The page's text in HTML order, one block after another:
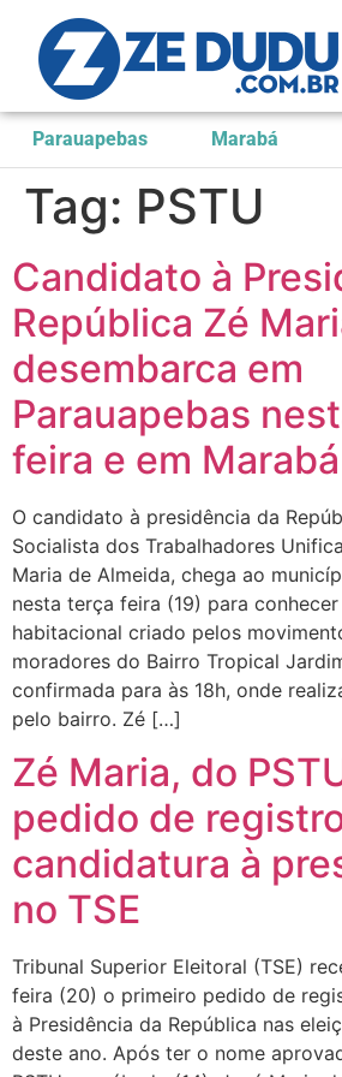
Parauapebas Marabá
Tag: PSTU
Candidato à
República Zé
desembarca em
Parauapebas
feira e em
O candidato à presidência da
Socialista dos Trabalhadores
Maria de Almeida, chega ao
nesta terça feira (19) para
habitacional criado pelos
moradores do Bairro Tropical
confirmada para às 18h, onde
pelo bairro. Zé […]
Zé Maria, do
pedido de
candidatura à
no TSE
Tribunal Superior Eleitoral (TSE)
feira (20) o primeiro pedido de
à Presidência da República nas
deste ano. Após ter o nome